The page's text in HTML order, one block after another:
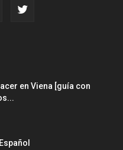
en Viena [guía con